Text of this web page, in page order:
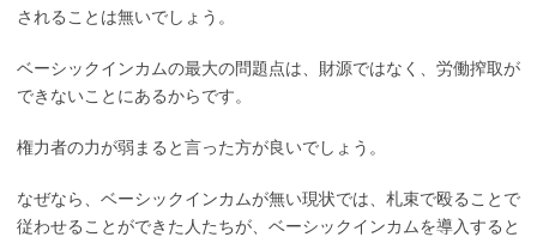
されることは無いでしょう。
ベーシックインカムの最大の問題点は、財源ではなく、労働搾取が
できないことにあるからです。
権力者の力が弱まると言った方が良いでしょう。
なぜなら、ベーシックインカムが無い現状では、札束で殴ることで
従わせることができた人たちが、ベーシックインカムを導入すると